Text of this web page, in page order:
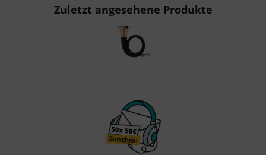
Zuletzt angesehene Produkte